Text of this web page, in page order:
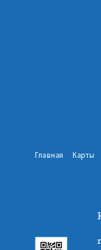
Главная Карты